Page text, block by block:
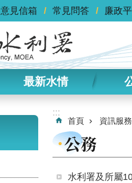
意見信箱 常見問答 廉政
最新水情
:::
首頁 資訊服務
公務
水利署及所屬